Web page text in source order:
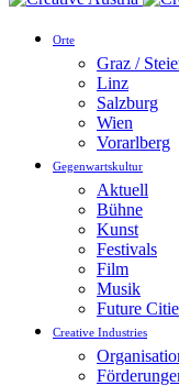
Orte
Graz /
Linz
Salzburg
Wien
Vorarlberg
Gegenwartskultur
Aktuell
Bühne
Kunst
Festivals
Film
Musik
Future
Creative Industries